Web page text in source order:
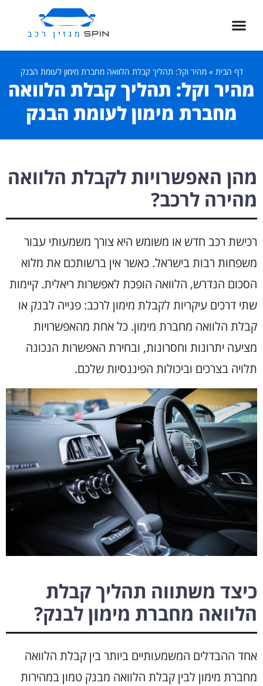
דף הבית »מהיר וקל: תהליך קבלת הלוואה מחברת מימון לעומת הבנק
מהיר וקל: תהליך קבלת הלוואה
מחברת מימון לעומת הבנק
מהן האפשרויות לקבלת הלוואה
מהירה לרכב?
רכישת רכב חדש או משומש היא צורך משמעותי עבור
משפחות רבותבישראל. כאשראיןברשותכם את מלוא
הסכום הנדרש, הלוואה הופכת לאפשרות ריאלית. קיימות
שתי דרכים עיקריות לקבלת מימון לרכב: פנייה לבנק או
קבלת הלוואה מחברת מימון. כלאחת מהאפשרויות
מציעה יתרונות וחסרונות, ובחירת האפשרות הנכונה
תלויה בצרכים וביכולות הפיננסיותשלכם.
כיצד משתווה תהליך קבלת
הלוואה מחברת מימון לבנק?
אחד ההבדלים המשמעותיים ביותר בין קבלת הלוואה
מחברת מימון לבין קבלת הלוואה מבנק טמון במהירות